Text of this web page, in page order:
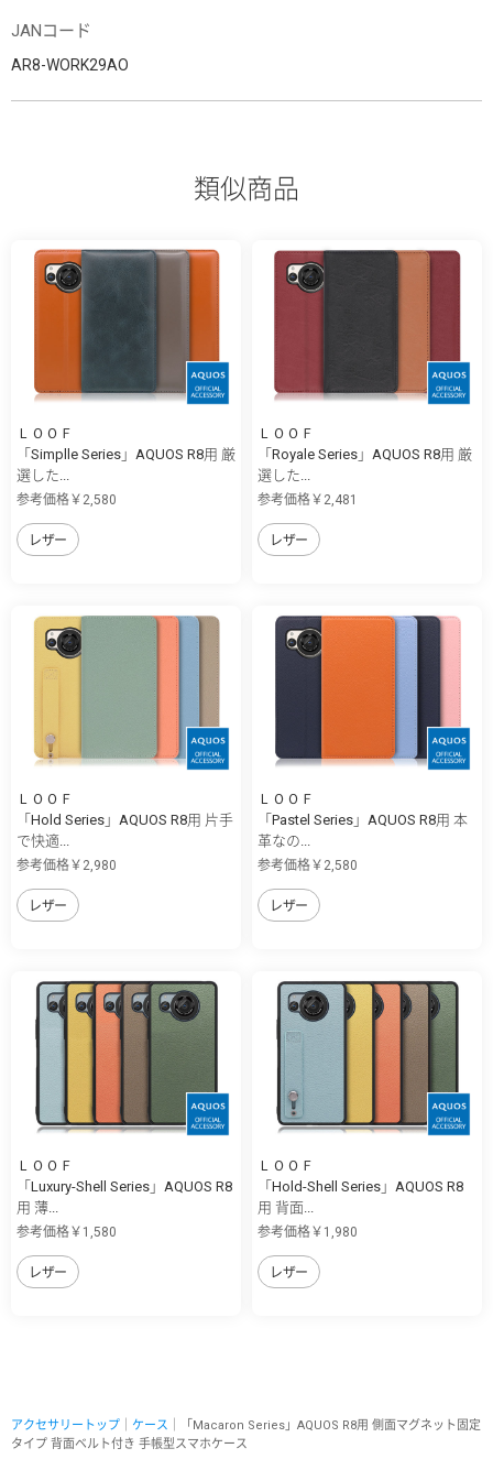
JANコード
AR8-WORK29AO
類似商品
ＬＯＯＦ
「Simplle Series」AQUOS R8用 厳
選した...
参考価格￥2,580
レザー
ＬＯＯＦ
「Royale Series」AQUOS R8用 厳
選した...
参考価格￥2,481
レザー
ＬＯＯＦ
「Hold Series」AQUOS R8用 片手
で快適...
参考価格￥2,980
レザー
ＬＯＯＦ
「Pastel Series」AQUOS R8用 本
革なの...
参考価格￥2,580
レザー
ＬＯＯＦ
「Luxury-Shell Series」AQUOS R8
用 薄...
参考価格￥1,580
レザー
ＬＯＯＦ
「Hold-Shell Series」AQUOS R8
用 背面...
参考価格￥1,980
レザー
アクセサリートップ ケース ｜「Macaron Series」AQUOS R8用 側面マグネット固定
タイプ 背面ベルト付き 手帳型スマホケース